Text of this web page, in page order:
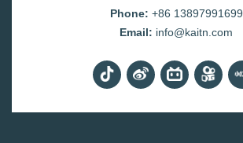
Phone: +86 13897991699
Email: info@kaitn.com